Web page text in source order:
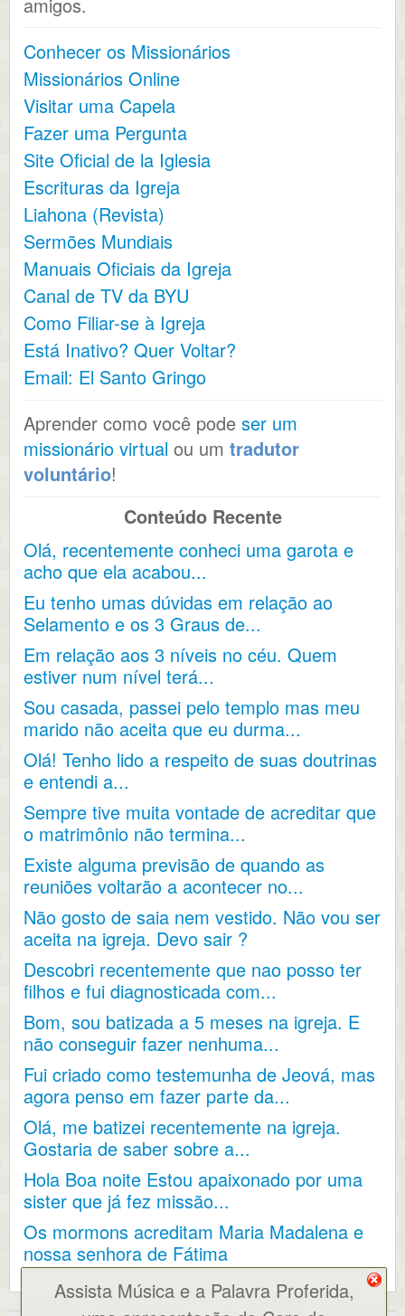
Conhecer os Missionários
Missionários Online
Visitar uma Capela
Fazer uma Pergunta
Site Oficial de la Iglesia
Escrituras da Igreja
Liahona (Revista)
Sermões Mundiais
Manuais Oficiais da Igreja
Canal de TV da BYU
Como Filiar-se à Igreja
Está Inativo? Quer Voltar?
Email: El Santo Gringo
Aprender como você pode ser um
missionário virtual ou um tradutor
voluntário!
Conteúdo Recente
Olá, recentemente conheci uma garota e
acho que ela acabou...
Eu tenho umas dúvidas em relação ao
Selamento e os 3 Graus de...
Em relação aos 3 níveis no céu. Quem
estiver num nível terá...
Sou casada, passei pelo templo mas meu
marido não aceita que eu durma...
Olá! Tenho lido a respeito de suas doutrinas
e entendi a...
Sempre tive muita vontade de acreditar que
o matrimônio não termina...
Existe alguma previsão de quando as
reuniões voltarão a acontecer no...
Não gosto de saia nem vestido. Não vou ser
aceita na igreja. Devo sair ?
Descobri recentemente que nao posso ter
filhos e fui diagnosticada com...
Bom, sou batizada a 5 meses na igreja. E
não conseguir fazer nenhuma...
Fui criado como testemunha de Jeová, mas
agora penso em fazer parte da...
Olá, me batizei recentemente na igreja.
Gostaria de saber sobre a...
Hola Boa noite Estou apaixonado por uma
sister que já fez missão...
Os mormons acreditam Maria Madalena e
nossa senhora de Fátima
Assista Música e a Palavra Proferida,